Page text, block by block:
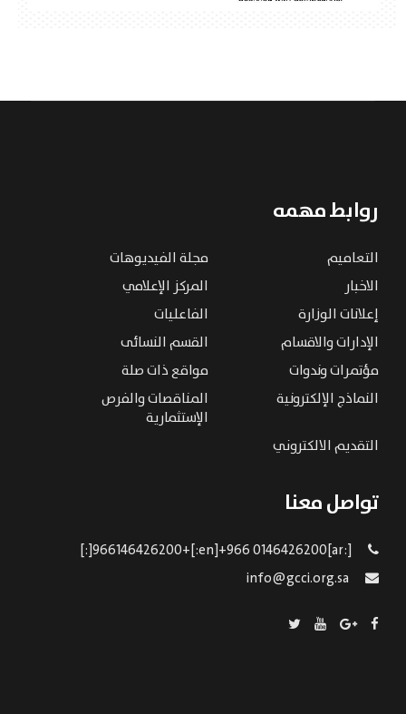
روابط مهمه
التعاميم
مجلة الفيديوهات
الاخبار
المركز الإعلامي
إعلانات الوزارة
الفاعليات
الإدارات والاقسام
القسم النسائى
مؤتمرات وندوات
مواقع ذات صلة
النماذج الإلكترونية
المناقصات والفرص
الإستثمارية
التقديم الالكتروني
تواصل معنا
[:ar]966146426200+[:en]+966 0146426200[:]